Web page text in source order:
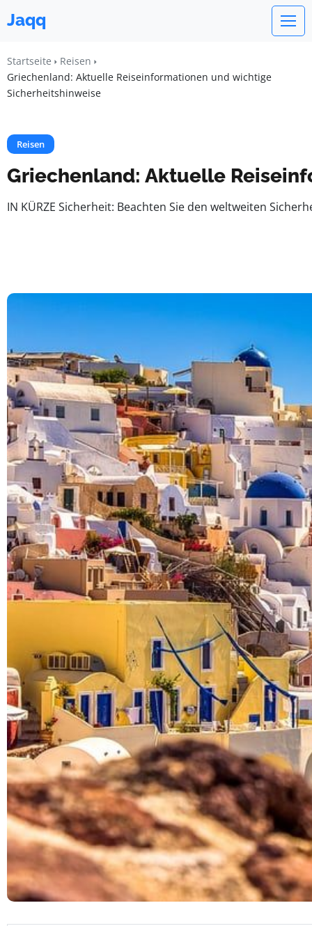
Jaqq
Startseite
Reisen
Griechenland: Aktuelle Reiseinformationen und wichtige
Sicherheitshinweise
Reisen
Griechenland: Aktuelle
IN KÜRZE Sicherheit: Beachten Sie den weltweiten